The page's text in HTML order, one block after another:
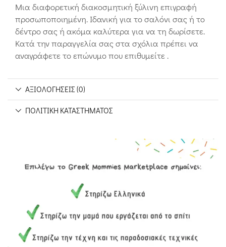
Μια διαφορετική διακοσμητική ξύλινη επιγραφή
προσωποποιημένη. Ιδανική για τo σαλόνι σας ή το
δέντρο σας ή ακόμα καλύτερα για να τη δωρίσετε.
Κατά την παραγγελία σας στα σχόλια πρέπει να
αναγράφετε το επώνυμο που επιθυμείτε .
ΑΞΙΟΛΟΓΉΣΕΙΣ (0)
ΠΟΛΙΤΙΚΉ ΚΑΤΑΣΤΉΜΑΤΟΣ